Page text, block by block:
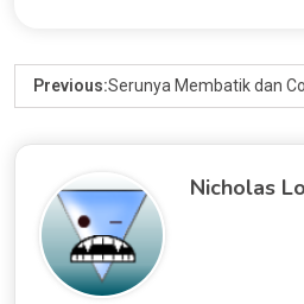
Previous:Serunya Membatik dan
Nicholas